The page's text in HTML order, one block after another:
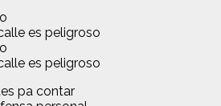
es peligroso
es peligroso
pa contar